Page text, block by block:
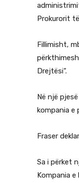
Prokurorit
Fillimisht,
Drejtësi“.
Në një
kompania e
Fraser
Sa i përket
Kompania